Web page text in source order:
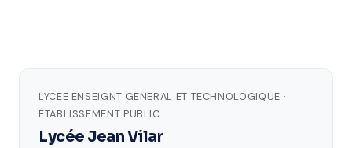
LYCEE ENSEIGNT GENERAL ET TECHNOLOGIQUE ·
ÉTABLISSEMENT PUBLIC
Lycée Jean Vilar